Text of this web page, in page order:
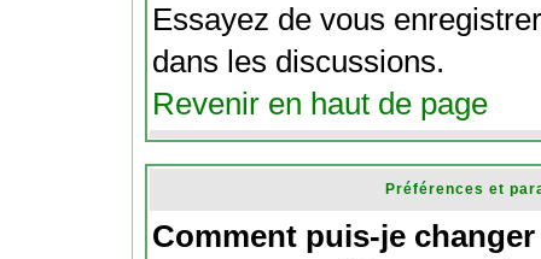
Essayez de vous
dans les discussions.
Revenir en haut de page
Préférences et
Comment puis-je